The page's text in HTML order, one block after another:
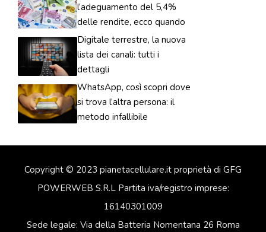
l’adeguamento del 5,4%
delle rendite, ecco quando
Digitale terrestre, la nuova
lista dei canali: tutti i
dettagli
WhatsApp, così scopri dove
si trova l’altra persona: il
metodo infallibile
Copyright © 2023 pianetacellulare.it proprietà di GFG
POWERWEB S.R.L Partita iva/registro imprese:
16140301009
Sede legale: Via della Batteria Nomentana 26 Roma